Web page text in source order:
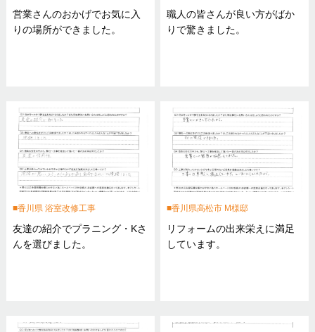
営業さんのおかげでお気に入
りの場所ができました。
職人の皆さんが良い方がばか
りで驚きました。
香川県 浴室改修工事
友達の紹介でプラニング・Kさ
んを選びました。
香川県高松市 M様邸
リフォームの出来栄えに満足
しています。